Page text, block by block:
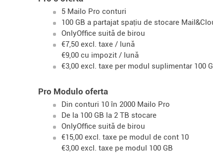
5 Mailo Pro conturi
100 GB a partajat spațiu de stocare
OnlyOffice suită de birou
€7,50 excl. taxe / lună
€9,00 cu impozit / lună
€3,00 excl. taxe per modul suplimentar 100
Pro Modulo oferta
Din conturi 10 în 2000 Mailo Pro
De la 100 GB la 2 TB stocare
OnlyOffice suită de birou
€15,00 excl. taxe pe modul de cont 10
€3,00 excl. taxe pe modul 100 GB